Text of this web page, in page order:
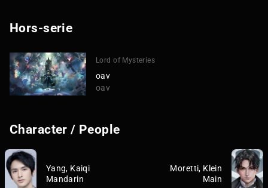
Hors-serie
Lord of Mysteries
oav
oav
Character / People
Yang, Kaiqi
Mandarin
Moretti, Klein
Main